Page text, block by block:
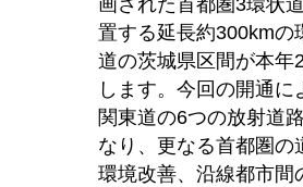
画された首都圏3環状
置する延長約300kmの
道の茨城県区間が本年
します。今回の開通
関東道の6つの放射道
なり、更なる首都圏の
環境改善、沿線都市間